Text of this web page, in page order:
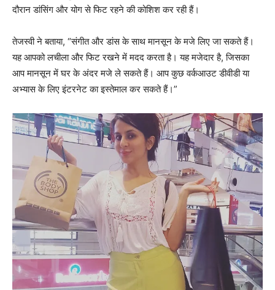
दौरान डांसिंग और योग से फिट रहने की कोशिश कर रही हैं।
तेजस्वी ने बताया, “संगीत और डांस के साथ मानसून के मजे लिए जा सकते हैं।
यह आपको लचीला और फिट रखने में मदद करता है। यह मजेदार है, जिसका
आप मानसून में घर के अंदर मजे ले सकते हैं। आप कुछ वर्कआउट डीवीडी या
अभ्यास के लिए इंटरनेट का इस्तेमाल कर सकते हैं।”